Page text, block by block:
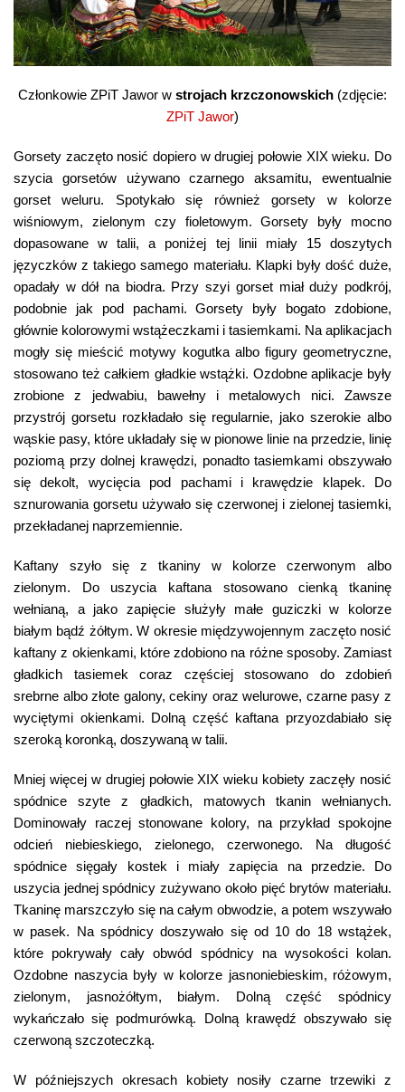
Członkowie ZPiT Jawor w strojach krzczonowskich (zdjęcie:
ZPiT Jawor)
Gorsety zaczęto nosić dopiero w drugiej połowie XIX wieku. Do
szycia gorsetów używano czarnego aksamitu, ewentualnie
gorset weluru. Spotykało się również gorsety w kolorze
wiśniowym, zielonym czy fioletowym. Gorsety były mocno
dopasowane w talii, a poniżej tej linii miały 15 doszytych
języczków z takiego samego materiału. Klapki były dość duże,
opadały w dół na biodra. Przy szyi gorset miał duży podkrój,
podobnie jak pod pachami. Gorsety były bogato zdobione,
głównie kolorowymi wstążeczkami i tasiemkami. Na aplikacjach
mogły się mieścić motywy kogutka albo figury geometryczne,
stosowano też całkiem gładkie wstążki. Ozdobne aplikacje były
zrobione z jedwabiu, bawełny i metalowych nici. Zawsze
przystrój gorsetu rozkładało się regularnie, jako szerokie albo
wąskie pasy, które układały się w pionowe linie na przedzie, linię
poziomą przy dolnej krawędzi, ponadto tasiemkami obszywało
się dekolt, wycięcia pod pachami i krawędzie klapek. Do
sznurowania gorsetu używało się czerwonej i zielonej tasiemki,
przekładanej naprzemiennie.
Kaftany szyło się z tkaniny w kolorze czerwonym albo
zielonym. Do uszycia kaftana stosowano cienką tkaninę
wełnianą, a jako zapięcie służyły małe guziczki w kolorze
białym bądź żółtym. W okresie międzywojennym zaczęto nosić
kaftany z okienkami, które zdobiono na różne sposoby. Zamiast
gładkich tasiemek coraz częściej stosowano do zdobień
srebrne albo złote galony, cekiny oraz welurowe, czarne pasy z
wyciętymi okienkami. Dolną część kaftana przyozdabiało się
szeroką koronką, doszywaną w talii.
Mniej więcej w drugiej połowie XIX wieku kobiety zaczęły nosić
spódnice szyte z gładkich, matowych tkanin wełnianych.
Dominowały raczej stonowane kolory, na przykład spokojne
odcień niebieskiego, zielonego, czerwonego. Na długość
spódnice sięgały kostek i miały zapięcia na przedzie. Do
uszycia jednej spódnicy zużywano około pięć brytów materiału.
Tkaninę marszczyło się na całym obwodzie, a potem wszywało
w pasek. Na spódnicy doszywało się od 10 do 18 wstążek,
które pokrywały cały obwód spódnicy na wysokości kolan.
Ozdobne naszycia były w kolorze jasnoniebieskim, różowym,
zielonym, jasnożółtym, białym. Dolną część spódnicy
wykańczało się podmurówką. Dolną krawędź obszywało się
czerwoną szczoteczką.
W późniejszych okresach kobiety nosiły czarne trzewiki z